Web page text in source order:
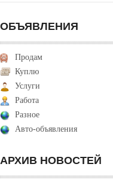
ОБЪЯВЛЕНИЯ
Продам
Куплю
Услуги
Работа
Разное
Авто-объявления
АРХИВ НОВОСТЕЙ